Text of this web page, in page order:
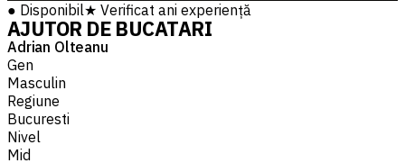
● Disponibil★ Verificat ani experiență
AJUTOR DE BUCATARI
Adrian Olteanu
Gen
Masculin
Regiune
Bucuresti
Nivel
Mid